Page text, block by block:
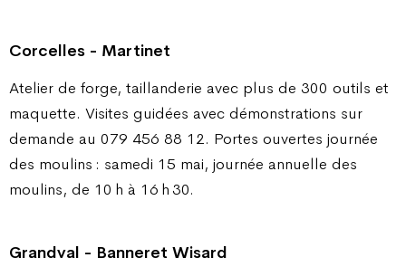
Corcelles - Martinet
Atelier de forge, taillanderie avec plus de 300 outils et
maquette. Visites guidées avec démonstrations sur
demande au 079 456 88 12. Portes ouvertes journée
des moulins : samedi 15 mai, journée annuelle des
moulins, de 10 h à 16 h 30.
Grandval - Banneret Wisard